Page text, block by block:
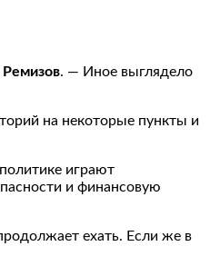
Ремизов. — Иное выглядело
на некоторые пункты и
играют
и финансовую
ехать. Если же в